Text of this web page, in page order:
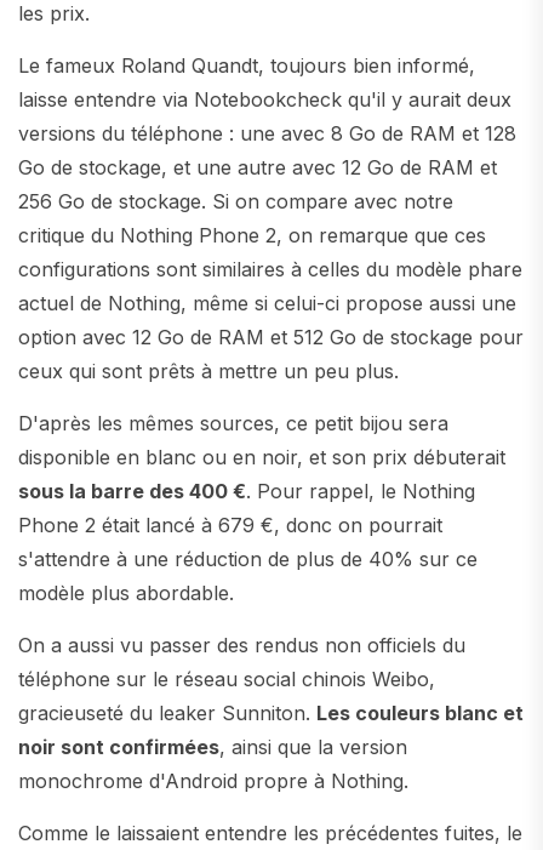
les prix.
Le fameux Roland Quandt, toujours bien informé,
laisse entendre via Notebookcheck qu'il y aurait deux
versions du téléphone : une avec 8 Go de RAM et 128
Go de stockage, et une autre avec 12 Go de RAM et
256 Go de stockage. Si on compare avec notre
critique du Nothing Phone 2, on remarque que ces
configurations sont similaires à celles du modèle phare
actuel de Nothing, même si celui-ci propose aussi une
option avec 12 Go de RAM et 512 Go de stockage pour
ceux qui sont prêts à mettre un peu plus.
D'après les mêmes sources, ce petit bijou sera
disponible en blanc ou en noir, et son prix débuterait
sous la barre des 400 €. Pour rappel, le Nothing
Phone 2 était lancé à 679 €, donc on pourrait
s'attendre à une réduction de plus de 40% sur ce
modèle plus abordable.
On a aussi vu passer des rendus non officiels du
téléphone sur le réseau social chinois Weibo,
gracieuseté du leaker Sunniton. Les couleurs blanc et
noir sont confirmées, ainsi que la version
monochrome d'Android propre à Nothing.
Comme le laissaient entendre les précédentes fuites, le